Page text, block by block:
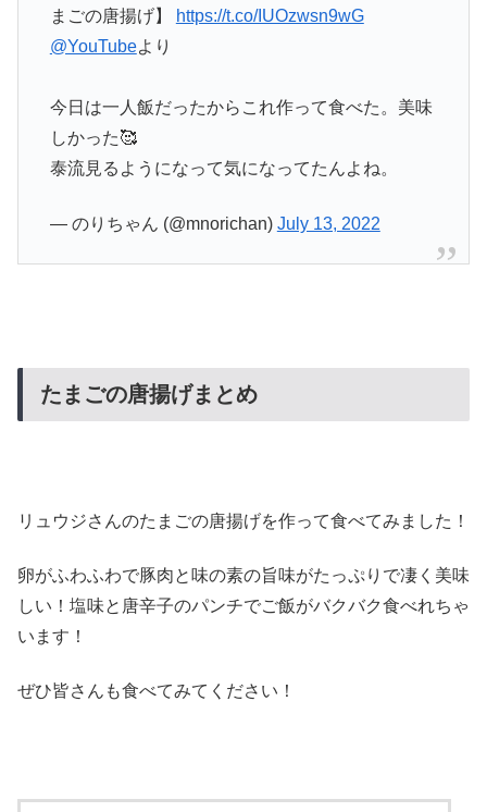
まごの唐揚げ】
https://t.co/IUOzwsn9wG
@YouTubeより
今日は一人飯だったからこれ作って食べた。美味
しかった🥰
泰流見るようになって気になってたんよね。
— のりちゃん (@mnorichan) July 13, 2022
たまごの唐揚げまとめ
リュウジさんのたまごの唐揚げを作って食べてみました！
卵がふわふわで豚肉と味の素の旨味がたっぷりで凄く美味
しい！塩味と唐辛子のパンチでご飯がバクバク食べれちゃ
います！
ぜひ皆さんも食べてみてください！